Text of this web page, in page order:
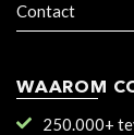
Contact
WAAROM
250.000+